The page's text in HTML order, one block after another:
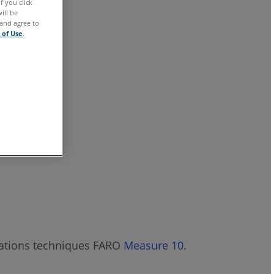
techniques FARO Measure 10.
you click
be
agree to
Use.